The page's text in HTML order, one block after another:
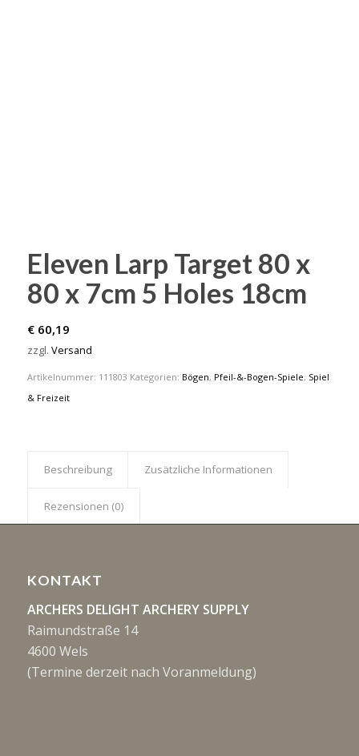
Eleven Larp Target 80 x
80 x 7cm 5 Holes 18cm
€60,19
zzgl. Versand
Artikelnummer: 111803 Kategorien: Bögen, Pfeil-&-Bogen-Spiele, Spiel
& Freizeit
Beschreibung Zusätzliche Informationen
Rezensionen (0)
KONTAKT
ARCHERS DELIGHT ARCHERY SUPPLY
Raimundstraße 14
4600 Wels
(Termine derzeit nach Voranmeldung)